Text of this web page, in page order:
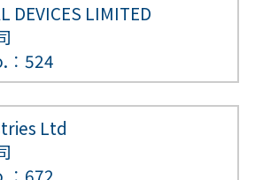
DEVICES LIMITED
Ltd